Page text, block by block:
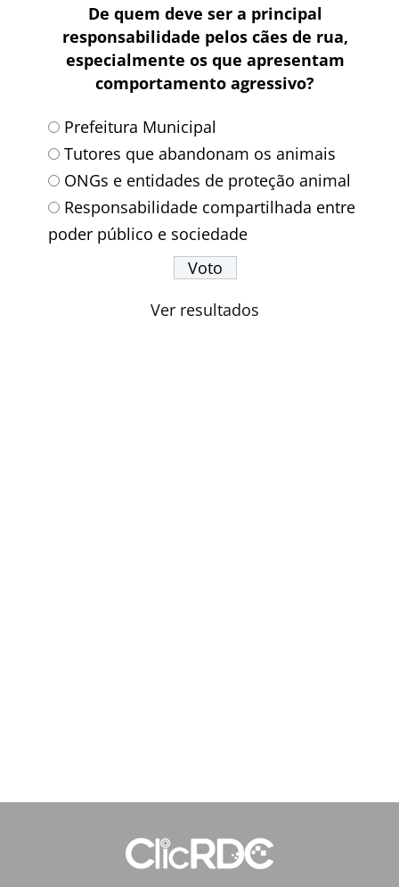
De quem deve ser a principal
responsabilidade pelos cães de rua,
especialmente os que apresentam
comportamento agressivo?
Prefeitura Municipal
Tutores que abandonam os animais
ONGs e entidades de proteção animal
Responsabilidade compartilhada entre
poder público e sociedade
Ver resultados